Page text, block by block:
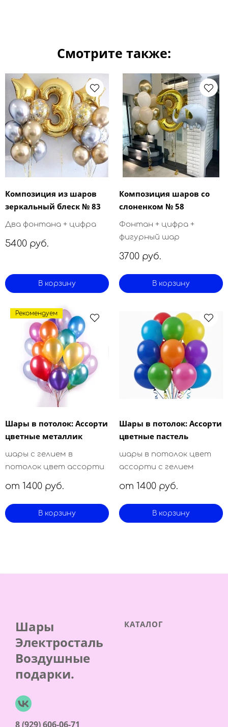
Смотрите также:
Композиция из шаров
зеркальный блеск № 83
Два фонтана + цифра
5400 руб.
В корзину
Композиция шаров со
слоненком № 58
Фонтан + цифра +
фигурный шар
3700 руб.
В корзину
Рекомендуем
Шары в потолок: Ассорти
цветные металлик
шары с гелием в
потолок цвет ассорти
от 1400 руб.
В корзину
Шары в потолок: Ассорти
цветные пастель
шары в потолок цвет
ассорти с гелием
от 1400 руб.
В корзину
Шары
Электросталь
Воздушные
подарки.
8 (929) 606-06-71
КАТАЛОГ